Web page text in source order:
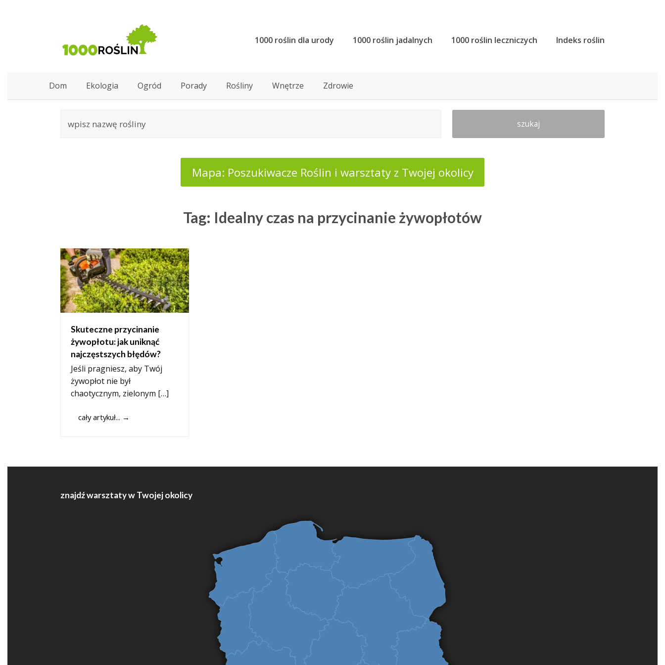
1000 roślin dla urody 1000 roślin jadalnych 1000 roślin leczniczych Indeks roślin
Dom Ekologia Ogród Porady Rośliny Wnętrze Zdrowie
szukaj
Mapa: Poszukiwacze Roślin i warsztaty z Twojej okolicy
Tag: Idealny czas na przycinanie żywopłotów
Skuteczne przycinanie
żywopłotu: jak uniknąć
najczęstszych błędów?
Jeśli pragniesz, aby Twój
żywopłot nie był
chaotycznym, zielonym […]
cały artykuł... →
znajdź warsztaty w Twojej okolicy